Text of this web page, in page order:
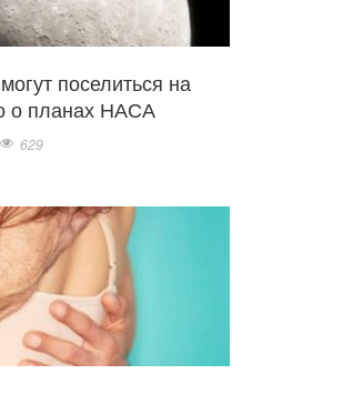
поселиться на
о планах НАСА
629